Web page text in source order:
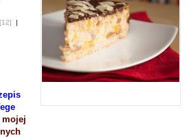
[12]
|
mojej